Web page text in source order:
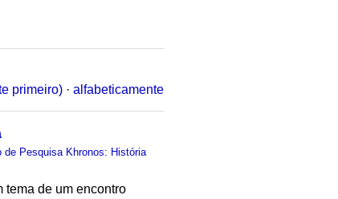
primeiro) · alfabeticamente
de Pesquisa Khronos: História
de um encontro